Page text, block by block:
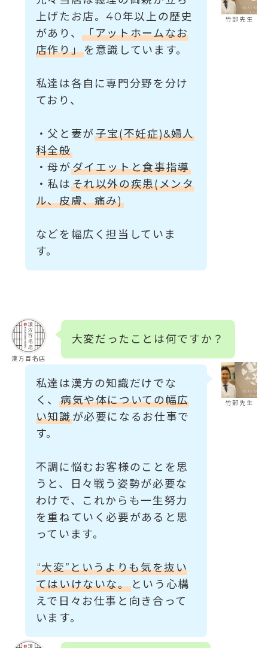
竹部先生
上げたお店。40年以上の歴史
があり、「アットホームなお
店作り」を意識しています。
私達は各自に専門分野を分け
ており、
・父と妻が子宝(不妊症)&婦人
科全般
・母がダイエットと食事指導
・私は それ以外の疾患(メンタ
ル、皮膚、痛み)
などを幅広く担当していま
す。
漢方百名店
大変だったことは何ですか？
竹部先生
私達は漢方の知識だけでな
く、病気や体についての幅広
い知識が必要になるお仕事で
す。
不調に悩むお客様のことを思
うと、日々戦う姿勢が必要な
わけで、これからも一生努力
を重ねていく必要があると思
っています。
“大変”というよりも気を抜い
てはいけないな。という心構
えで日々お仕事と向き合って
います。